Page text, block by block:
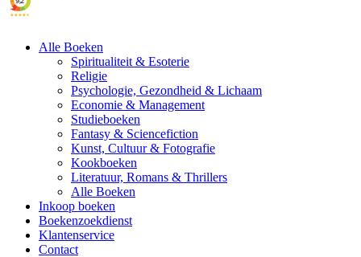
Alle Boeken
Spiritualiteit & Esoterie
Religie
Psychologie, Gezondheid & Lichaam
Economie & Management
Studieboeken
Fantasy & Sciencefiction
Kunst, Cultuur & Fotografie
Kookboeken
Literatuur, Romans & Thrillers
Alle Boeken
Inkoop boeken
Boekenzoekdienst
Klantenservice
Contact